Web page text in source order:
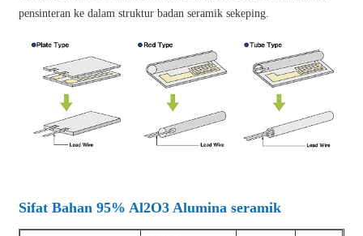
pensinteran ke dalam struktur badan seramik sekeping.
Sifat Bahan 95% Al2O3 Alumina seramik